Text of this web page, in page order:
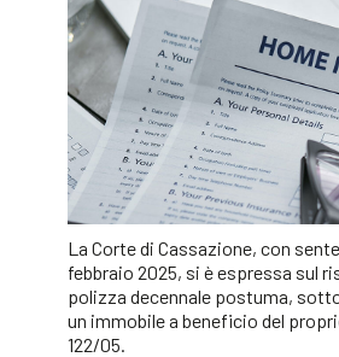
La Corte di Cassazione, con
febbraio 2025, si è espressa sul
polizza decennale postuma,
un immobile a beneficio del
122/05.